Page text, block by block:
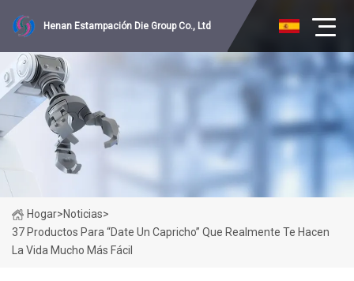
Henan Estampación Die Group Co., Ltd
Hogar>Noticias>
37 Productos Para “date Un Capricho” Que Realmente Te Hacen
La Vida Mucho Más Fácil